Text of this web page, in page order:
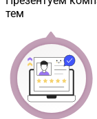
тем